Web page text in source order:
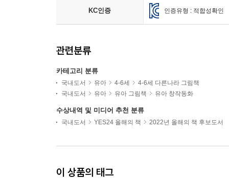
KC인증 인증유형 : 적합성확인
관련분류
카테고리 분류
국내도서 유아 4-6세
4-6세 다른나라 그림책
국내도서
유아 유아 그림책 유아 창작동화
수상내역 및 미디어 추천 분류
국내도서 YES24 올해의 책 2022년 올해의 책 후보도서
이 상품의 태그